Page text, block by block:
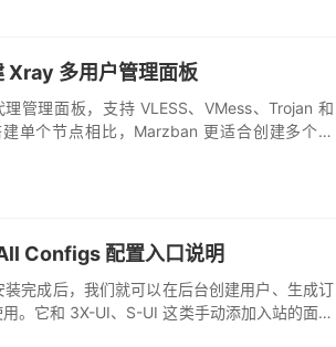
Xray 多用户管理面板
管理面板，支持 VLESS、VMess、Trojan 和
单个节点相比，Marzban 更适合创建多个用
Configs 配置入口说明
完成后，我们就可以在后台创建用户、生成订
。它和 3X-UI、S-UI 这类手动添加入站的面板